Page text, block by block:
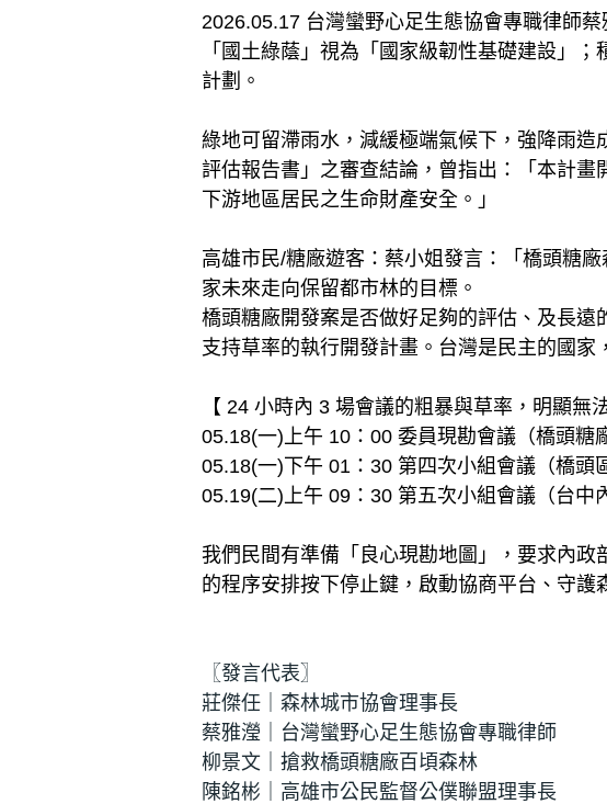
2026.05.17 台灣蠻野心足生態協會專職律師
「國土綠蔭」視為「國家級韌性基礎建設」
計劃。
綠地可留滯雨水，減緩極端氣候下，強降雨
評估報告書」之審查結論，曾指出：「本計
下游地區居民之生命財產安全。」
高雄市民/糖廠遊客：蔡小姐發言：「橋頭糖
家未來走向保留都市林的目標。
橋頭糖廠開發案是否做好足夠的評估、及長
支持草率的執行開發計畫。台灣是民主的國家
【 24 小時內 3 場會議的粗暴與草率，明顯無
05.18(一)上午 10：00 委員現勘會議（橋頭糖
05.18(一)下午 01：30 第四次小組會議（橋頭
05.19(二)上午 09：30 第五次小組會議（台中
我們民間有準備「良心現勘地圖」，要求內
的程序安排按下停止鍵，啟動協商平台、守護
〖發言代表〗
莊傑任｜森林城市協會理事長
蔡雅瀅｜台灣蠻野心足生態協會專職律師
柳景文｜搶救橋頭糖廠百頃森林
陳銘彬｜高雄市公民監督公僕聯盟理事長